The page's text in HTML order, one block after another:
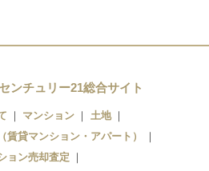
ンチュリー21総合サイト
マンション
土地
賃貸マンション・アパート）
ョン売却査定